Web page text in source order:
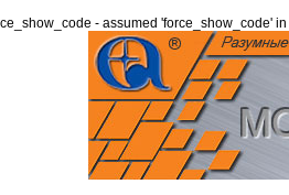
- assumed 'force_show_code' in